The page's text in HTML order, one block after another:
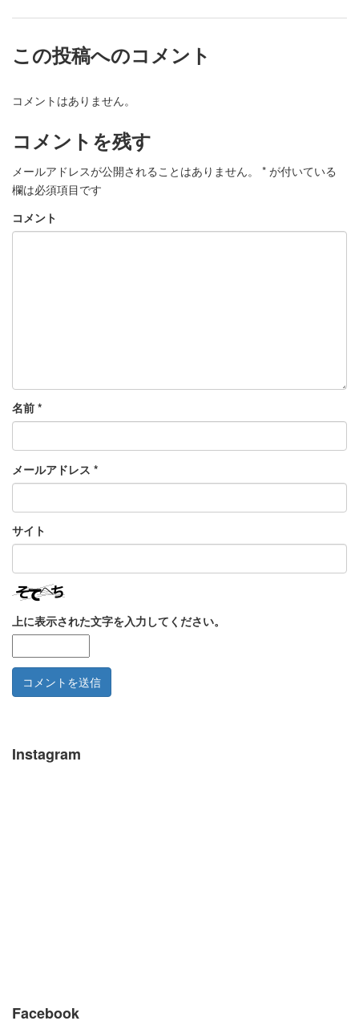
この投稿へのコメント
コメントはありません。
コメントを残す
メールアドレスが公開されることはありません。 * が付いている
欄は必須項目です
コメント
名前 *
メールアドレス *
サイト
上に表示された文字を入力してください。
Instagram
Facebook